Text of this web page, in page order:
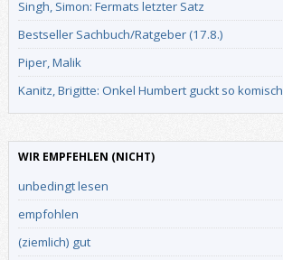
Singh, Simon: Fermats letzter Satz
Bestseller Sachbuch/Ratgeber (17.8.)
Piper, Malik
Kanitz, Brigitte: Onkel Humbert guckt so komisch
WIR EMPFEHLEN (NICHT)
unbedingt lesen
empfohlen
(ziemlich) gut